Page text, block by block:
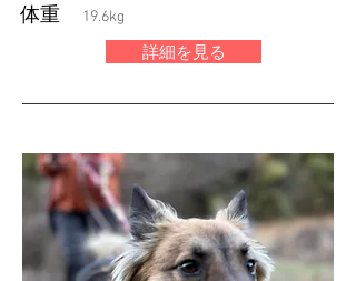
体重
19.6kg
詳細を見る